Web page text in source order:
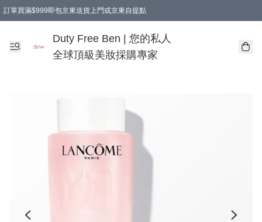
訂單買滿$999即包京東送貨上門或京東自提點
Duty Free Ben | 您的私人
全球頂級美妝採購專家